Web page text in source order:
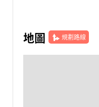
地圖 規劃路線